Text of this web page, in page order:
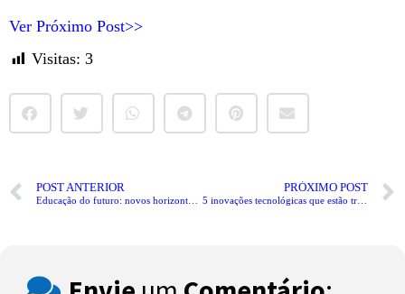
Ver Próximo Post>>
Visitas: 3
POST ANTERIOR
Educação do futuro: novos horizontes para a aprendizagem
PRÓXIMO POST
5 inovações tecnológicas que estão transformando a educação